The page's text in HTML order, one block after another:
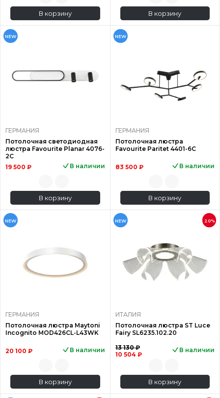
В корзину В корзину
NEW
ГЕРМАНИЯ
Потолочная светодиодная
люстра Favourite Planar 4076-
2C
19 500 ₽
В наличии
В корзину
NEW
ГЕРМАНИЯ
Потолочная люстра
Favourite Paritet 4401-6C
83 500 ₽ В наличии
В корзину
NEW
ГЕРМАНИЯ
Потолочная люстра Maytoni
Incognito MOD426CL-L43WK
20 100 ₽ В наличии
В корзину
NEW 20%
ИТАЛИЯ
Потолочная люстра ST Luce
Fairy SL6235.102.20
13 130 ₽
10 504 ₽
В наличии
В корзину